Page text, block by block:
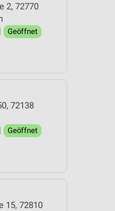
2, 72770
Geöffnet
72138
Geöffnet
15, 72810